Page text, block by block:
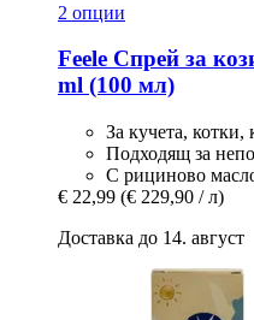
2 опции
Feele Спрей за
ml (100 мл)
За кучета,
Подходящ за
С рициново
€ 22,99 (€ 229,90 / л)
Доставка до 14. август